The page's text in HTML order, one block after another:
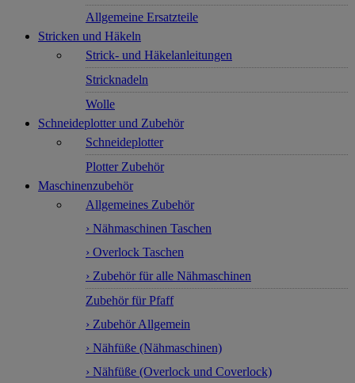
Allgemeine Ersatzteile
Stricken und Häkeln
Strick- und Häkelanleitungen
Stricknadeln
Wolle
Schneideplotter und Zubehör
Schneideplotter
Plotter Zubehör
Maschinenzubehör
Allgemeines Zubehör
› Nähmaschinen Taschen
› Overlock Taschen
› Zubehör für alle Nähmaschinen
Zubehör für Pfaff
› Zubehör Allgemein
› Nähfüße (Nähmaschinen)
› Nähfüße (Overlock und Coverlock)